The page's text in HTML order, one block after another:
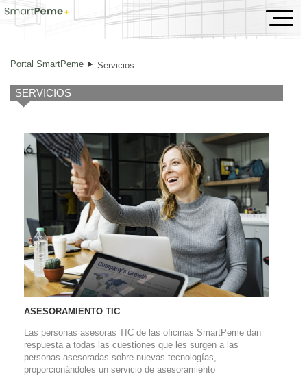
Servicios
Portal SmartPeme Servicios
SERVICIOS
ASESORAMIENTO TIC
Las personas asesoras TIC de las oficinas SmartPeme dan
respuesta a todas las cuestiones que les surgen a las
personas asesoradas sobre nuevas tecnologías,
proporcionándoles un servicio de asesoramiento